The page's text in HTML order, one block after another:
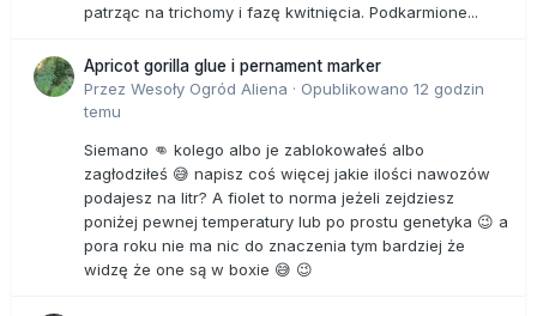
patrząc na trichomy i fazę kwitnięcia. Podkarmione...
Apricot gorilla glue i pernament marker
Przez Wesoły Ogród Aliena · Opublikowano 12 godzin
temu
Siemano 👊 kolego albo je zablokowałeś albo
zagłodziłeś 😅 napisz coś więcej jakie ilości nawozów
podajesz na litr? A fiolet to norma jeżeli zejdziesz
poniżej pewnej temperatury lub po prostu genetyka 😉 a
pora roku nie ma nic do znaczenia tym bardziej że
widzę że one są w boxie 😅 😉